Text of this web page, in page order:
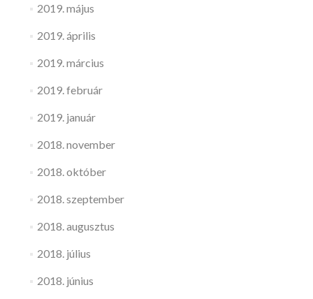
2019. május
2019. április
2019. március
2019. február
2019. január
2018. november
2018. október
2018. szeptember
2018. augusztus
2018. július
2018. június